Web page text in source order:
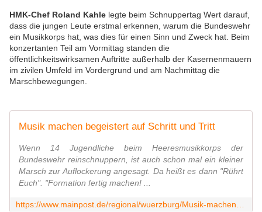
HMK-Chef Roland Kahle legte beim Schnuppertag Wert darauf,
dass die jungen Leute erstmal erkennen, warum die Bundeswehr
ein Musikkorps hat, was dies für einen Sinn und Zweck hat. Beim
konzertanten Teil am Vormittag standen die
öffentlichkeitswirksamen Auftritte außerhalb der Kasernenmauern
im zivilen Umfeld im Vordergrund und am Nachmittag die
Marschbewegungen.
Musik machen begeistert auf Schritt und Tritt
Wenn 14 Jugendliche beim Heeresmusikkorps der
Bundeswehr reinschnuppern, ist auch schon mal ein kleiner
Marsch zur Auflockerung angesagt. Da heißt es dann "Rührt
Euch". "Formation fertig machen! ...